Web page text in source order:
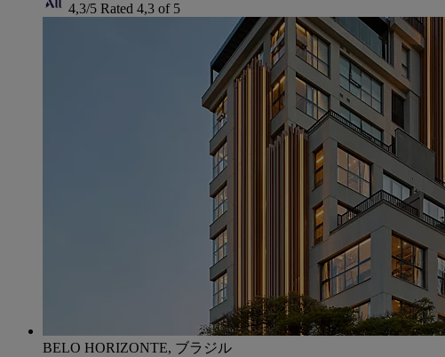
4,3/5 Rated 4,3 of 5
BELO HORIZONTE, ブラジル